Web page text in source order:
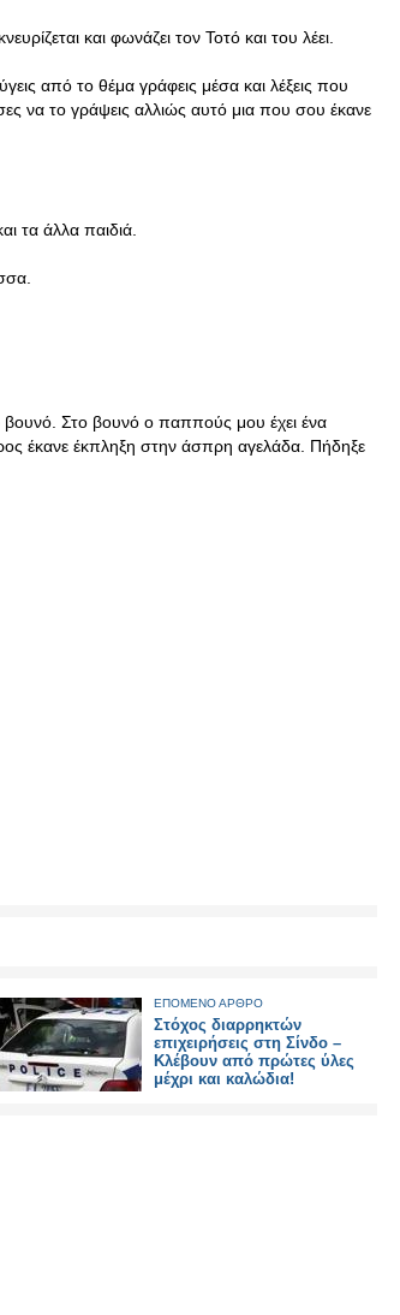
και φωνάζει τον Τοτό και του λέει.
από το θέμα γράφεις μέσα και λέξεις που
να το γράψεις αλλιώς αυτό μια που σου έκανε
τα άλλα παιδιά.
Στο βουνό ο παππούς μου έχει ένα
έκανε έκπληξη στην άσπρη αγελάδα. Πήδηξε
ΕΠΟΜΕΝΟ ΑΡΘΡΟ
Στόχος διαρρηκτών
επιχειρήσεις στη Σίνδο –
Κλέβουν από πρώτες ύλες
μέχρι και καλώδια!